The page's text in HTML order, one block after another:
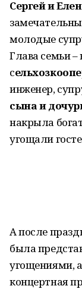
Сергей и
молодые
Глава семьи
с
инженер,
сына и
накрыла
угощали
А после
была
угощениями,
концертная